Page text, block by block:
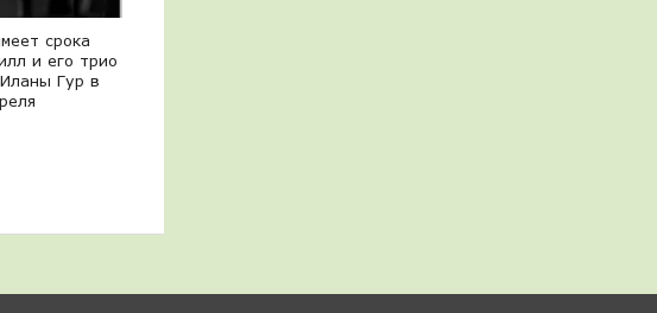
срока
и его трио
Гур в